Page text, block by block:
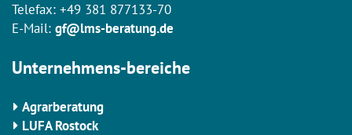
Telefax: +49 381 877133-70
E-Mail: gf@lms-beratung.de
Unternehmens-bereiche
Agrarberatung
LUFA Rostock